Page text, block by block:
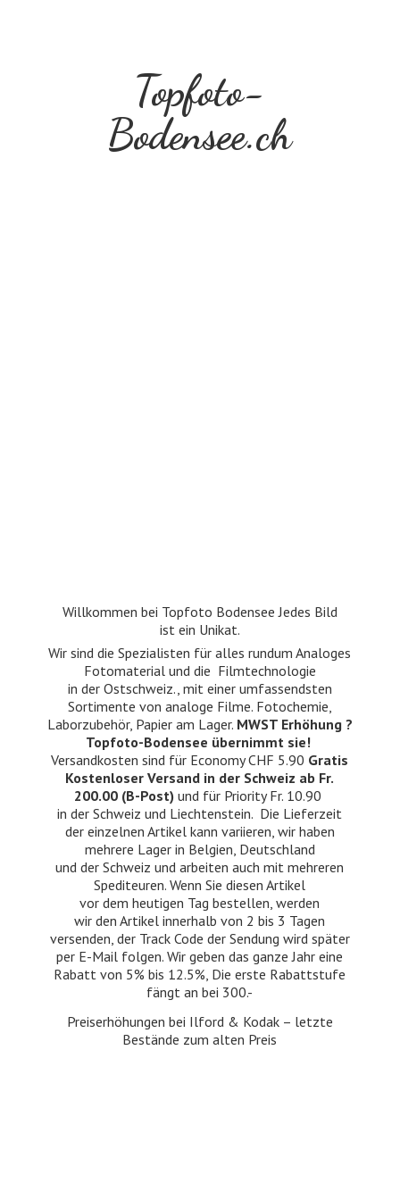
Topfoto-
Bodensee.ch
Willkommen bei Topfoto Bodensee Jedes Bild
ist ein Unikat.
Wir sind die Spezialisten für alles rundum Analoges
Fotomaterial und die Filmtechnologie
in der Ostschweiz., mit einer umfassendsten
Sortimente von analoge Filme. Fotochemie,
Laborzubehör, Papier am Lager. MWST Erhöhung ?
Topfoto-Bodensee übernimmt sie!
Versandkosten sind für Economy CHF 5.90 Gratis
Kostenloser Versand in der Schweiz ab Fr.
200.00 (B-Post) und für Priority Fr. 10.90
in der Schweiz und Liechtenstein. Die Lieferzeit
der einzelnen Artikel kann variieren, wir haben
mehrere Lager in Belgien, Deutschland
und der Schweiz und arbeiten auch mit mehreren
Spediteuren. Wenn Sie diesen Artikel
vor dem heutigen Tag bestellen, werden
wir den Artikel innerhalb von 2 bis 3 Tagen
versenden, der Track Code der Sendung wird später
per E-Mail folgen. Wir geben das ganze Jahr eine
Rabatt von 5% bis 12.5%, Die erste Rabattstufe
fängt an bei 300.-
Preiserhöhungen bei Ilford & Kodak – letzte
Bestände zumalten Preis